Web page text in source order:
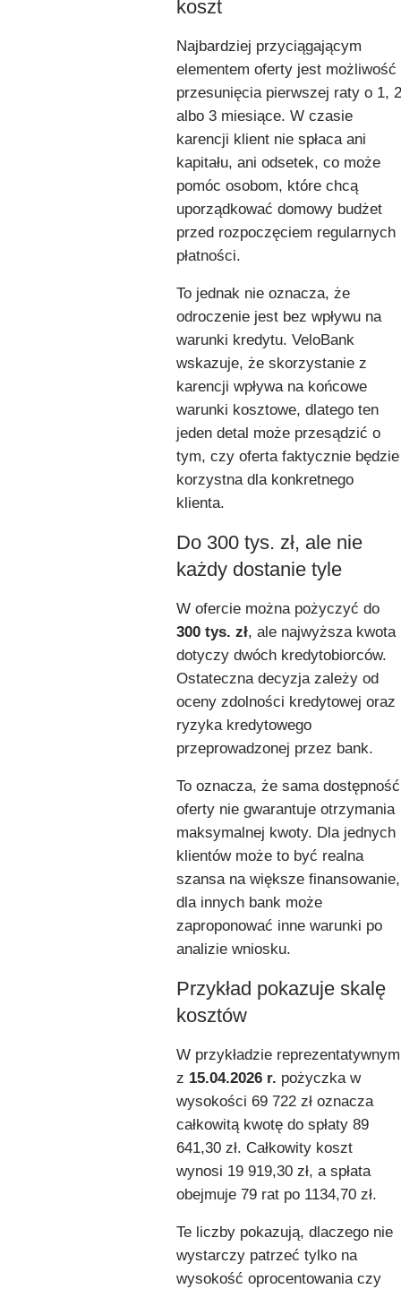
koszt
Najbardziej przyciągającym
elementem oferty jest możliwość
przesunięcia pierwszej raty o 1, 2
albo 3 miesiące. W czasie
karencji klient nie spłaca ani
kapitału, ani odsetek, co może
pomóc osobom, które chcą
uporządkować domowy budżet
przed rozpoczęciem regularnych
płatności.
To jednak nie oznacza, że
odroczenie jest bez wpływu na
warunki kredytu. VeloBank
wskazuje, że skorzystanie z
karencji wpływa na końcowe
warunki kosztowe, dlatego ten
jeden detal może przesądzić o
tym, czy oferta faktycznie będzie
korzystna dla konkretnego
klienta.
Do 300 tys. zł, ale nie
każdy dostanie tyle
W ofercie można pożyczyć do
300 tys. zł, ale najwyższa kwota
dotyczy dwóch kredytobiorców.
Ostateczna decyzja zależy od
oceny zdolności kredytowej oraz
ryzyka kredytowego
przeprowadzonej przez bank.
To oznacza, że sama dostępność
oferty nie gwarantuje otrzymania
maksymalnej kwoty. Dla jednych
klientów może to być realna
szansa na większe finansowanie,
dla innych bank może
zaproponować inne warunki po
analizie wniosku.
Przykład pokazuje skalę
kosztów
W przykładzie reprezentatywnym
z 15.04.2026 r. pożyczka w
wysokości 69 722 zł oznacza
całkowitą kwotę do spłaty 89
641,30 zł. Całkowity koszt
wynosi 19 919,30 zł, a spłata
obejmuje 79 rat po 1134,70 zł.
Te liczby pokazują, dlaczego nie
wystarczy patrzeć tylko na
wysokość oprocentowania czy